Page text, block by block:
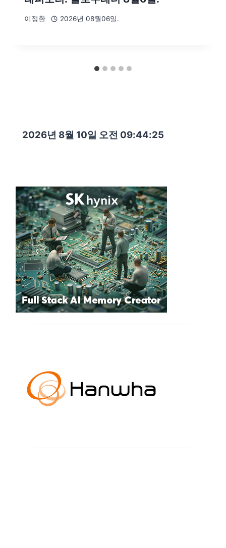
이정환 2026년 08월06일.
2026년 8월 10일 오전 09:44:27